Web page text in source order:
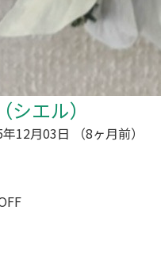
エル）
12月03日
（8ヶ月前）